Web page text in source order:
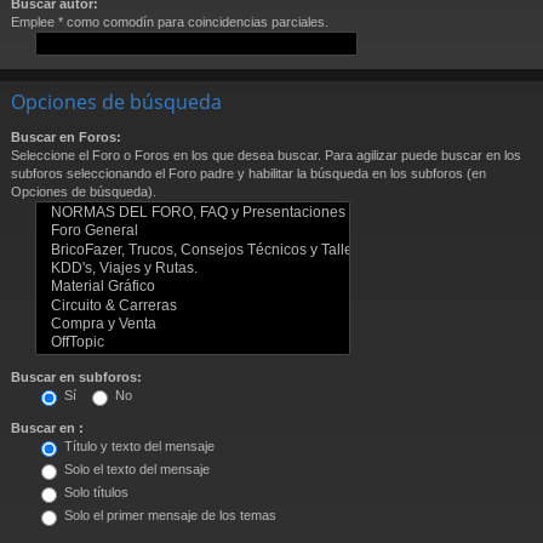
Buscar autor:
Emplee * como comodín para coincidencias parciales.
Opciones de búsqueda
Buscar en Foros:
Seleccione el Foro o Foros en los que desea buscar. Para agilizar puede buscar en los
subforos seleccionando el Foro padre y habilitar la búsqueda en los subforos (en
Opciones de búsqueda).
Buscar en subforos:
Sí
No
Buscar en :
Título y texto del mensaje
Solo el texto del mensaje
Solo títulos
Solo el primer mensaje de los temas